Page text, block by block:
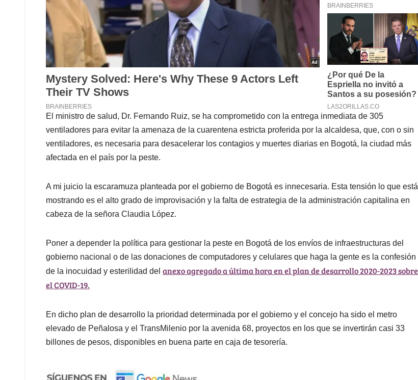
El ministro de salud, Dr. Fernando Ruiz, se ha comprometido con la entrega inmediata de 305
ventiladores para evitar la amenaza de la cuarentena estricta proferida por la alcaldesa, que, con o sin
ventiladores, es necesaria para desacelerar los contagios y muertes diarias en Bogotá, la ciudad más
afectada en el país por la peste.
A mi juicio la escaramuza planteada por el gobierno de Bogotá es innecesaria. Esta tensión lo que está
mostrando es el alto grado de improvisación y la falta de estrategia de la administración capitalina en
cabeza de la señora Claudia López.
Poner a depender la política para gestionar la peste en Bogotá de los envíos de infraestructuras del
gobierno nacional o de las donaciones de computadores y celulares que haga la gente es la confesión
de la inocuidad y esterilidad del anexo agregado a última hora en el plan de desarrollo 2020-2023 sobre
el COVID-19.
En dicho plan de desarrollo la prioridad determinada por el gobierno y el concejo ha sido el metro
elevado de Peñalosa y el TransMilenio por la avenida 68, proyectos en los que se invertirán casi 33
billones de pesos, disponibles en buena parte en caja de tesorería.